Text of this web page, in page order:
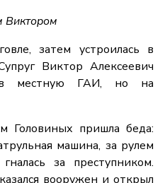
Виктором
затем устроилась в
Виктор Алексеевич
в местную ГАИ, но на
пришла беда:
машина, за рулем
за преступником.
вооружен и открыл